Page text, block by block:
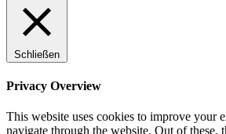
Schließen
Privacy Overview
This website uses cookies to improve your
navigate through the website. Out of these,